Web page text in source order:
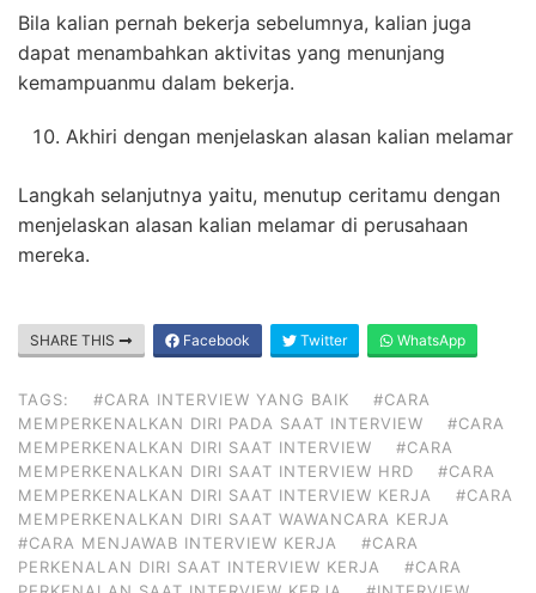
Bila kalian pernah bekerja sebelumnya, kalian juga
dapat menambahkan aktivitas yang menunjang
kemampuanmu dalam bekerja.
Akhiri dengan menjelaskan alasan kalian melamar
Langkah selanjutnya yaitu, menutup ceritamu dengan
menjelaskan alasan kalian melamar di perusahaan
mereka.
SHARE THIS Facebook Twitter WhatsApp
TAGS: #CARA INTERVIEW YANG BAIK
#CARA
MEMPERKENALKAN DIRI PADA SAAT INTERVIEW
#CARA
MEMPERKENALKAN DIRI SAAT INTERVIEW
#CARA
MEMPERKENALKAN DIRI SAAT INTERVIEW HRD
#CARA
MEMPERKENALKAN DIRI SAAT INTERVIEW KERJA
#CARA
MEMPERKENALKAN DIRI SAAT WAWANCARA KERJA
#CARA MENJAWAB INTERVIEW KERJA
#CARA
PERKENALAN DIRI SAAT INTERVIEW KERJA
#CARA